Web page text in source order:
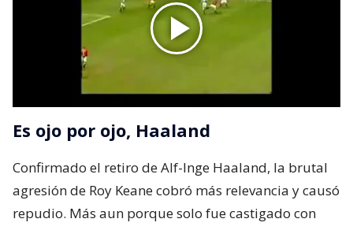
Es ojo por ojo, Haaland
Confirmado el retiro de Alf-Inge Haaland, la brutal
agresión de Roy Keane cobró más relevancia y causó
repudio. Más aun porque solo fue castigado con